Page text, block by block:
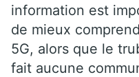
information est
de mieux
5G, alors que le
fait aucune